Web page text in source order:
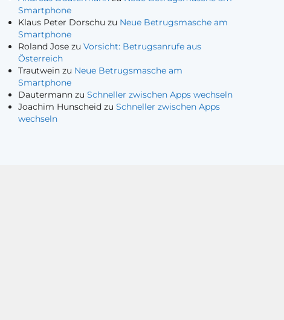
Smartphone
Klaus Peter Dorschu zu Neue Betrugsmasche am
Smartphone
Roland Jose zuVorsicht: Betrugsanrufe aus
Österreich
Trautwein zu Neue Betrugsmasche am
Smartphone
Dautermann zuSchneller zwischen Apps wechseln
Joachim Hunscheid zuSchneller zwischen Apps
wechseln